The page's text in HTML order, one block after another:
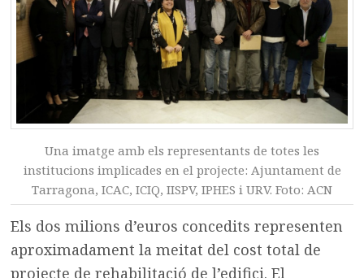
Una imatge amb els representants de totes les
institucions implicades en el projecte: Ajuntament de
Tarragona, ICAC, ICIQ, IISPV, IPHES i URV. Foto: ACN
Els dos milions d’euros concedits representen
aproximadament la meitat del cost total de
projecte de rehabilitació de l’edifici. El